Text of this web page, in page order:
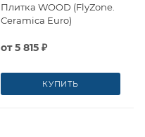
Плитка WOOD (FlyZone.
Ceramica Euro)
от5 815 ₽
КУПИТЬ